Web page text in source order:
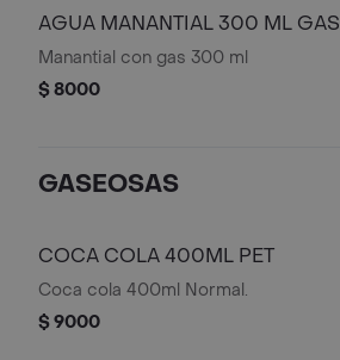
AGUA MANANTIAL 300 ML GAS
VIDRIO
Manantial con gas 300 ml
$ 8000
GASEOSAS
COCA COLA 400ML PET
Coca cola 400ml Normal.
$ 9000